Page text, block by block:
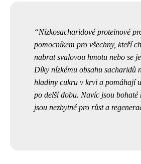
Nízkosacharidové proteinové
pomocníkem pro všechny, kteří
nabrat svalovou hmotu nebo se
Díky nízkému obsahu sacharidů
hladiny cukru v krvi a pomáhají
po delší dobu. Navíc jsou bohaté
jsou nezbytné pro růst a